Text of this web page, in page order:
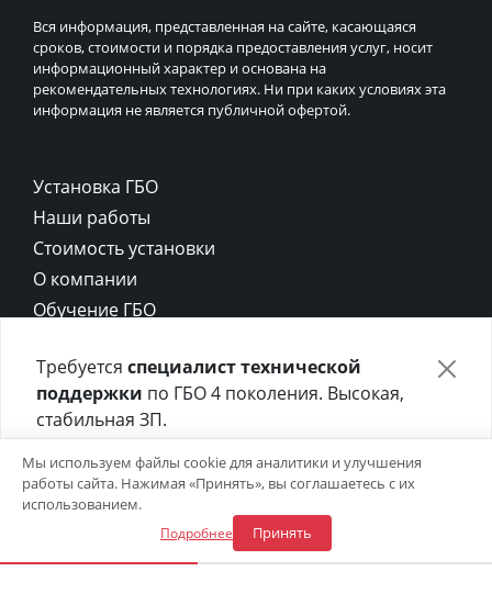
Вся информация, представленная на сайте, касающаяся
сроков, стоимости и порядка предоставления услуг, носит
информационный характер и основана на
рекомендательных технологиях. Ни при каких условиях эта
информация не является публичной офертой.
Установка ГБО
Наши работы
Стоимость установки
О компании
Обучение ГБО
Карта сайта
Политика конфиденциальности
Политика cookie
Мы используем файлы cookie для аналитики и улучшения
работы сайта. Нажимая «Принять», вы соглашаетесь с их
использованием.
Подробнее Принять
Требуется специалист технической
поддержки по ГБО 4 поколения. Высокая,
стабильная ЗП.
Отправьте своё резюме в форме ниже 👇
Откликнуться на вакансию